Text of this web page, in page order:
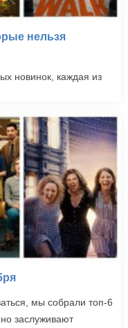
нельзя
новинок, каждая из
мы собрали топ-6
заслуживают